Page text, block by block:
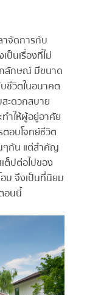
าจัดการกับ
ป็นเรื่องที่ไม่
กลักษณ์ มีขนาด
ชีวิตในอนาคต
ะดวกสบาย
ำให้ผู้อยู่อาศัย
ตอบโจทย์ชีวิต
ๆกัน แต่สำคัญ
เต็ปต่อไปของ
ม จึงเป็นที่นิยม
อนนี้